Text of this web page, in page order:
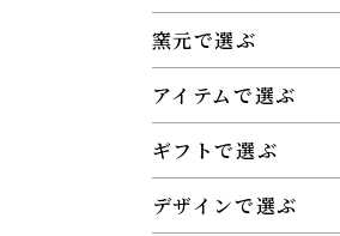
窯元で選ぶ
アイテムで選ぶ
ギフトで選ぶ
デザインで選ぶ